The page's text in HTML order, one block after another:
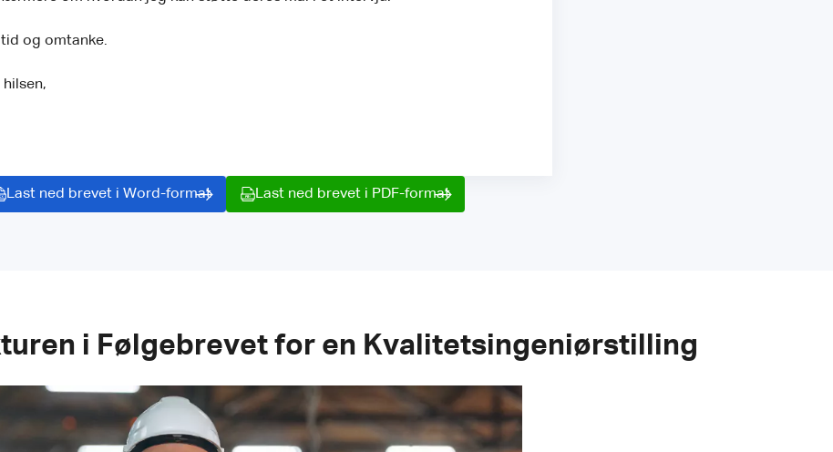
tid og omtanke.
hilsen,
Last ned brevet i Word-format Last ned brevet i PDF-format
i Følgebrevet for en Kvalitetsingeniørstilling